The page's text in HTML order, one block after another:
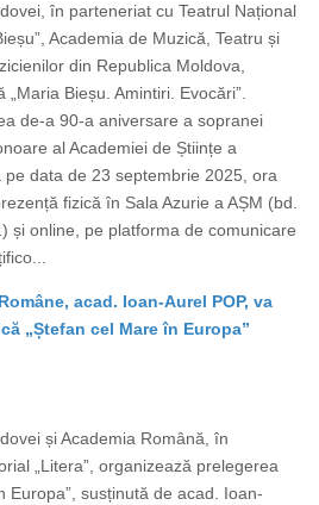
în parteneriat cu Teatrul Național
Academia de Muzică, Teatru și
din Republica Moldova,
Bieșu. Amintiri. Evocări”.
de-a 90-a aniversare a sopranei
al Academiei de Științe a
data de 23 septembrie 2025, ora
fizică în Sala Azurie a AȘM (bd.
și online, pe platforma de comunicare
acad. Ioan-Aurel POP, va
„Ștefan cel Mare în Europa”
și Academia Română, în
„Litera”, organizează prelegerea
Europa”, susținută de acad. Ioan-